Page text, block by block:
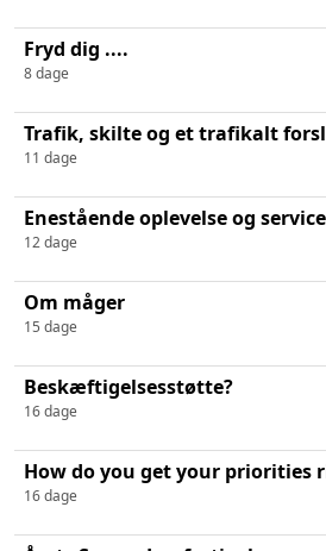
Fryd dig ....
8 dage
Trafik, skilte og et trafikalt
11 dage
Enestående oplevelse og service
12 dage
Om måger
15 dage
Beskæftigelsesstøtte?
16 dage
How do you get your priorities
16 dage